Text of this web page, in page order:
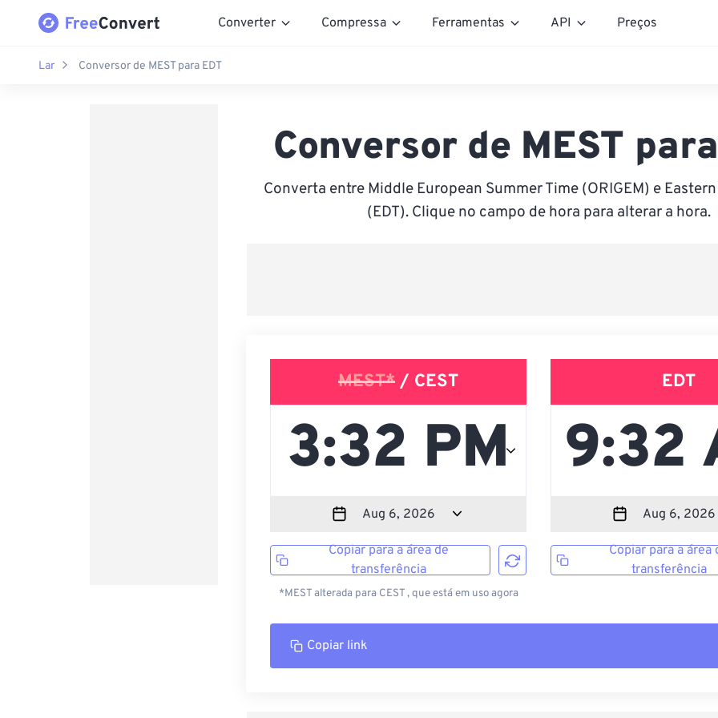
Converter Compressa Ferramentas API Preços
Lar Conversor de MEST para EDT
Conversor de MEST
Converta entre Middle European Summer Time (ORIGEM) e
(EDT). Clique no campo de hora para alterar a hora.
MEST* / CEST
Copiar para a área de
transferência
*MEST alterada para CEST , que está em uso agora
EDT
Copiar para a área
transferência
Copiar link